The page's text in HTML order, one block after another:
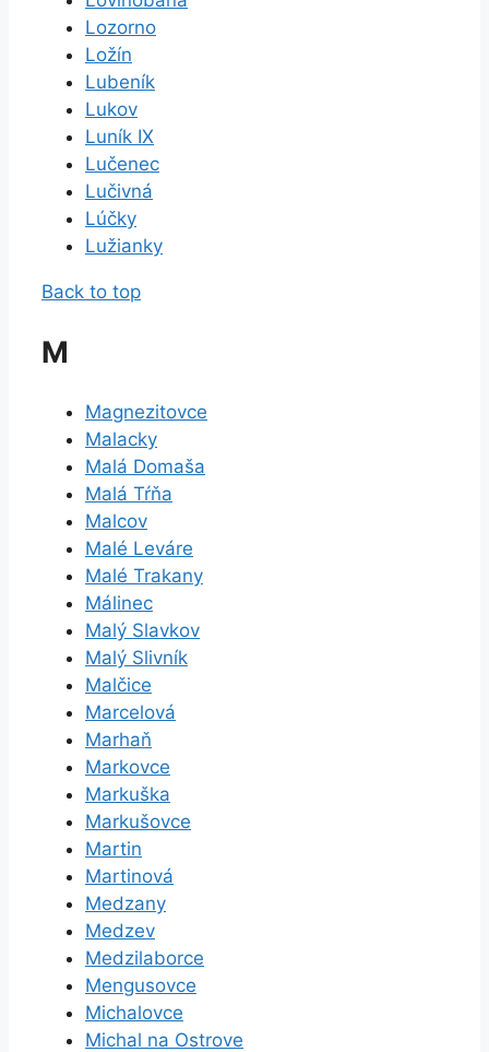
Lozorno
Ložín
Lubeník
Lukov
Luník IX
Lučenec
Lučivná
Lúčky
Lužianky
Back to top
M
Magnezitovce
Malacky
Malá Domaša
Malá Tŕňa
Malcov
Malé Leváre
Malé Trakany
Málinec
Malý Slavkov
Malý Slivník
Malčice
Marcelová
Marhaň
Markovce
Markuška
Markušovce
Martin
Martinová
Medzany
Medzev
Medzilaborce
Mengusovce
Michalovce
Michal na Ostrove